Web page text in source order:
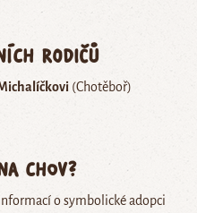
rodičů
(Chotěboř)
chov?
informací o symbolické adopci